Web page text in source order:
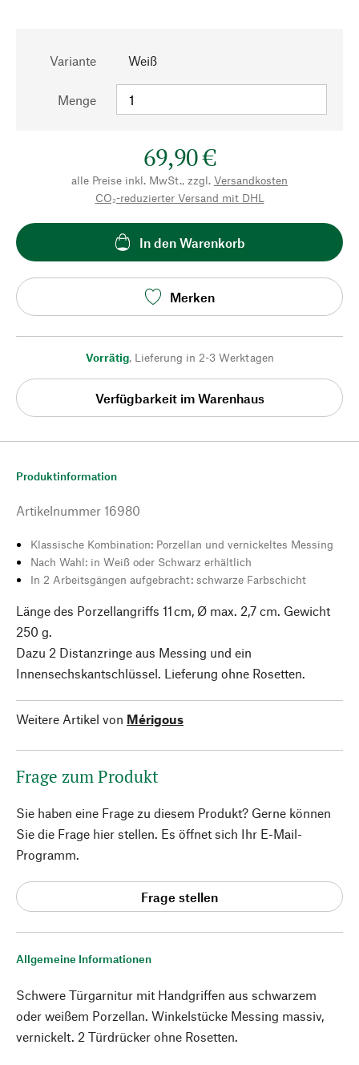
Variante Weiß
Menge
69,90 €
alle Preise inkl. MwSt., zzgl. Versandkosten
CO₂-reduzierter Versand mit DHL
In den Warenkorb
Merken
Vorrätig, Lieferung in 2-3 Werktagen
Verfügbarkeit im Warenhaus
Allgemeine Informationen
Schwere Türgarnitur mit Handgriffen aus schwarzem
oder weißem Porzellan. Winkelstücke Messing massiv,
vernickelt. 2 Türdrücker ohne Rosetten.
Produktinformation
Artikelnummer 16980
Klassische Kombination: Porzellan und vernickeltes Messing
Nach Wahl: in Weiß oder Schwarz erhältlich
In 2 Arbeitsgängen aufgebracht: schwarze Farbschicht
Länge des Porzellangriffs 11 cm, Ø max. 2,7 cm. Gewicht
250 g.
Dazu 2 Distanzringe aus Messing und ein
Innensechskantschlüssel. Lieferung ohne Rosetten.
Weitere Artikel von Mérigous
Frage zum Produkt
Sie haben eine Frage zu diesem Produkt? Gerne können
Sie die Frage hier stellen. Es öffnet sich Ihr E-Mail-
Programm.
Frage stellen